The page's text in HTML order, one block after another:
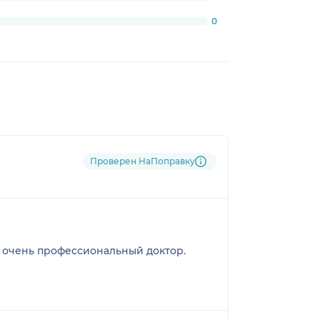
0
Проверен НаПоправку
профессиональный доктор.